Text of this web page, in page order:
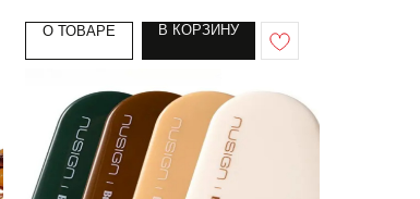
О ТОВАРЕ В КОРЗИНУ